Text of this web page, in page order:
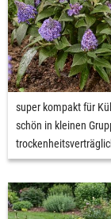
super kompakt für
schön in kleinen